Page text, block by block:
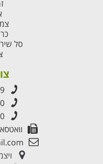
סל
וואטסאפ: 054-
ויצמן 22,